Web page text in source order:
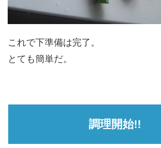
これで下準備は完了。
とても簡単だ。
調理開始!!